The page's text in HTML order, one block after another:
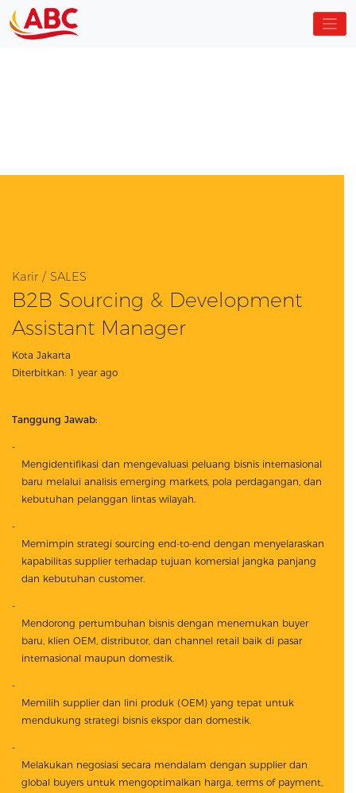
Karir / SALES
B2B Sourcing & Development
Assistant Manager
Kota Jakarta
Diterbitkan: 1 year ago
Tanggung Jawab:
Mengidentifikasi dan mengevaluasi peluang bisnis internasional
baru melalui analisis emerging markets, pola perdagangan, dan
kebutuhan pelanggan lintas wilayah.
Memimpin strategi sourcing end-to-end dengan menyelaraskan
kapabilitas supplier terhadap tujuan komersial jangka panjang
dan kebutuhan customer.
Mendorong pertumbuhan bisnis dengan menemukan buyer
baru, klien OEM, distributor, dan channel retail baik di pasar
internasional maupun domestik.
Memilih supplier dan lini produk (OEM) yang tepat untuk
mendukung strategi bisnis ekspor dan domestik.
Melakukan negosiasi secara mendalam dengan supplier dan
global buyers untuk mengoptimalkan harga, terms of payment,